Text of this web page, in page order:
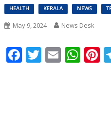
HEALTH KERALA NEWS
May 9, 2024 News Desk
Facebook
Twitter
Email